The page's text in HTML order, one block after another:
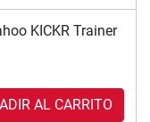
KICKR Trainer
AL CARRITO